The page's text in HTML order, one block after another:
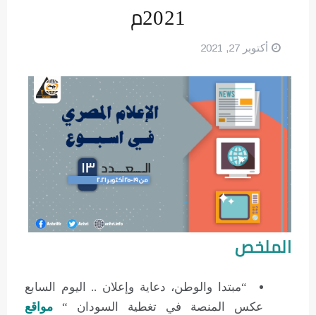
2021م
أكتوبر 27, 2021
الملخص
“مبتدا والوطن، دعاية وإعلان .. اليوم السابع
عكس المنصة في تغطية السودان “مواقع